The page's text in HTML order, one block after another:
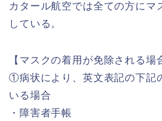
カタール航空では全ての方にマ
している。
【マスクの着用が免除される場
①病状により、英文表記の下記
いる場合
・障害者手帳